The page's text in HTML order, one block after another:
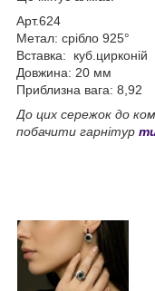
Арт.624
Метал: срібло 925°
Вставка: куб.цирконій
Довжина: 20 мм
Приблизна вага: 8,92
До цих сережок до
побачити гарнітур